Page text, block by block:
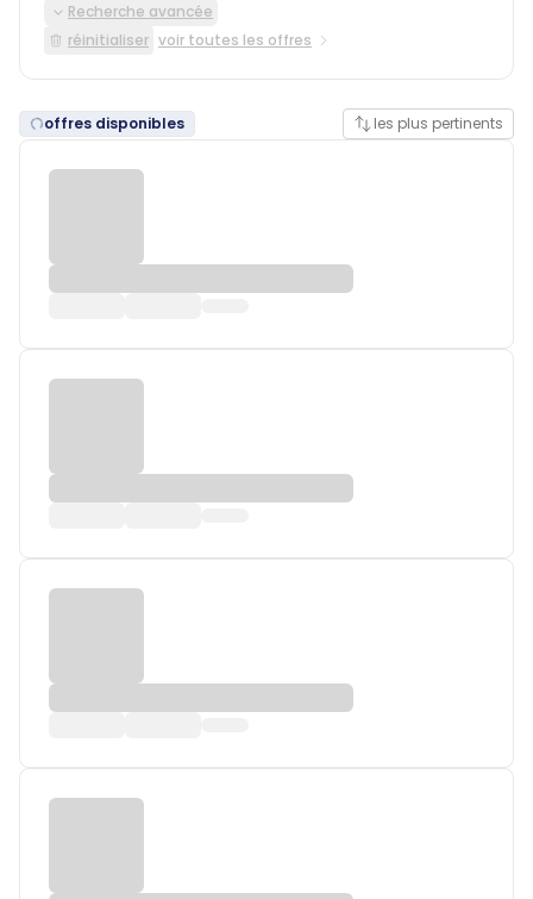
Recherche avancée
réinitialiser voir toutes les offres
offres disponibles les plus pertinents